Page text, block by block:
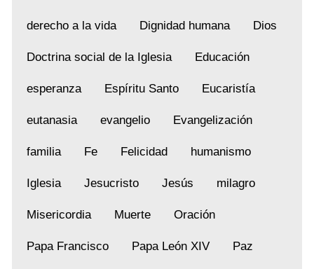
derecho a la vida Dignidad humana Dios
Doctrina social de la Iglesia Educación
esperanza Espíritu Santo Eucaristía
eutanasia evangelio Evangelización
familia Fe Felicidad humanismo
Iglesia Jesucristo Jesús milagro
Misericordia Muerte Oración
Papa Francisco Papa León XIV Paz